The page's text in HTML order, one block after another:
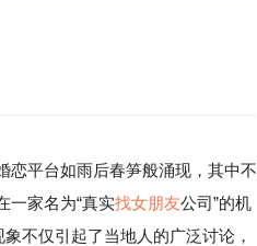
婚恋平台如雨后春笋般涌现，其中不
一家名为“真实找女朋友公司”的机
不仅引起了当地人的广泛讨论，